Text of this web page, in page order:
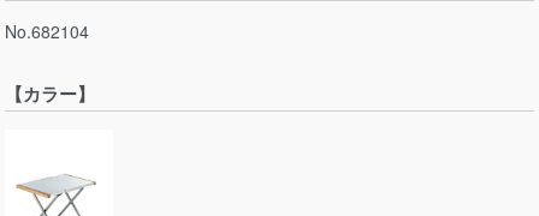
No.682104
【カラー】